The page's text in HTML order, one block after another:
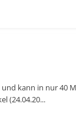
kann in nur
(24.04.20...